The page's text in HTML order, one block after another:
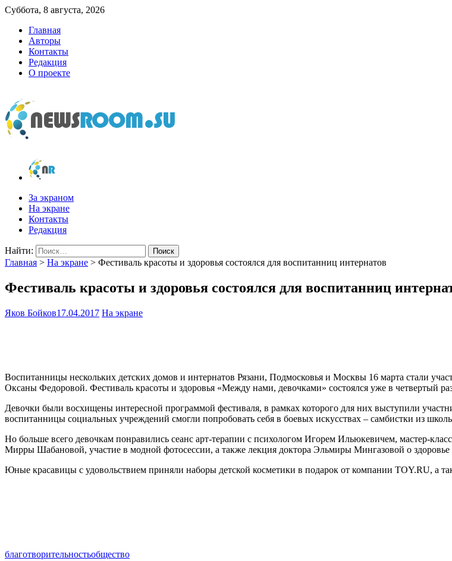
Суббота, 8 августа, 2026
Главная
Авторы
Контакты
Редакция
О проекте
newsroom.su
Новости о новостях
За экраном
На экране
Контакты
Редакция
Найти:
Главная > На экране > Фестиваль красоты и здоровья состоялся для воспитанниц интернатов
Фестиваль красоты и здоровья состоялся для воспитанниц
Яков Бойков17.04.2017 На экране
Воспитанницы нескольких детских домов и интернатов Рязани, Подмосковья и Москвы 16 марта стали
Оксаны Федоровой. Фестиваль красоты и здоровья «Между нами, девочками» состоялся уже в четвертый
Девочки были восхищены интересной программой фестиваля, в рамках которого для них выступили
воспитанницы социальных учреждений смогли попробовать себя в боевых искусствах – самбистки из
Но больше всего девочкам понравились сеанс арт-терапии с психологом Игорем Ильюкевичем, мастер-
Мирры Шабановой, участие в модной фотосессии, а также лекция доктора Эльмиры Мингазовой о
Юные красавицы с удовольствием приняли наборы детской косметики в подарок от компании TOY.RU, а
благотворительностьобщество